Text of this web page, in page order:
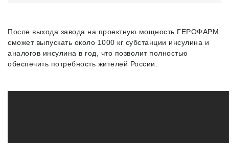
После выхода завода на проектную мощность ГЕРОФАРМ
сможет выпускать около 1000 кг субстанции инсулина и
аналогов инсулина в год, что позволит полностью
обеспечить потребность жителей России.